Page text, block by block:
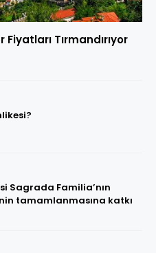
Tırmandırıyor
Sagrada Familia’nın
tamamlanmasına katkı